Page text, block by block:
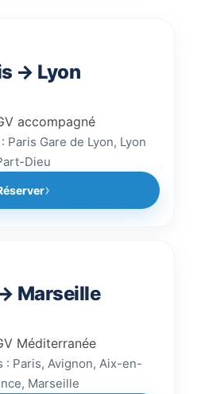
train sécurisé.
→ Lyon
accompagné
Paris Gare de Lyon, Lyon
Dieu
Marseille
Méditerranée
: Paris, Avignon, Aix-en-
Marseille